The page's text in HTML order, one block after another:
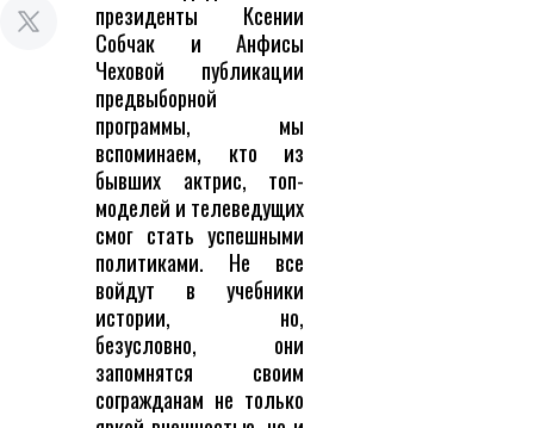
президенты Ксении
Собчак и Анфисы
Чеховой публикации
предвыборной
программы, мы
вспоминаем, кто из
бывших актрис, топ-
моделей и телеведущих
смог стать успешными
политиками. Не все
войдут в учебники
истории, но,
безусловно, они
запомнятся своим
согражданам не только